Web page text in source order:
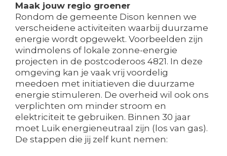
Maak jouw regio groener
Rondom de gemeente Dison kennen we
verscheidene activiteiten waarbij duurzame
energie wordt opgewekt. Voorbeelden zijn
windmolens of lokale zonne-energie
projecten in de postcoderoos 4821. In deze
omgeving kan je vaak vrij voordelig
meedoen met initiatieven die duurzame
energie stimuleren. De overheid wil ook ons
verplichten om minder stroom en
elektriciteit te gebruiken. Binnen 30 jaar
moet Luik energieneutraal zijn (los van gas).
De stappen die jij zelf kunt nemen: